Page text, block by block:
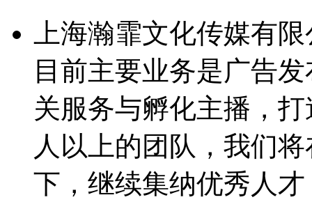
上海瀚霏文化传媒有
目前主要业务是广告
关服务与孵化主播，
人以上的团队，我们
下，继续集纳优秀人